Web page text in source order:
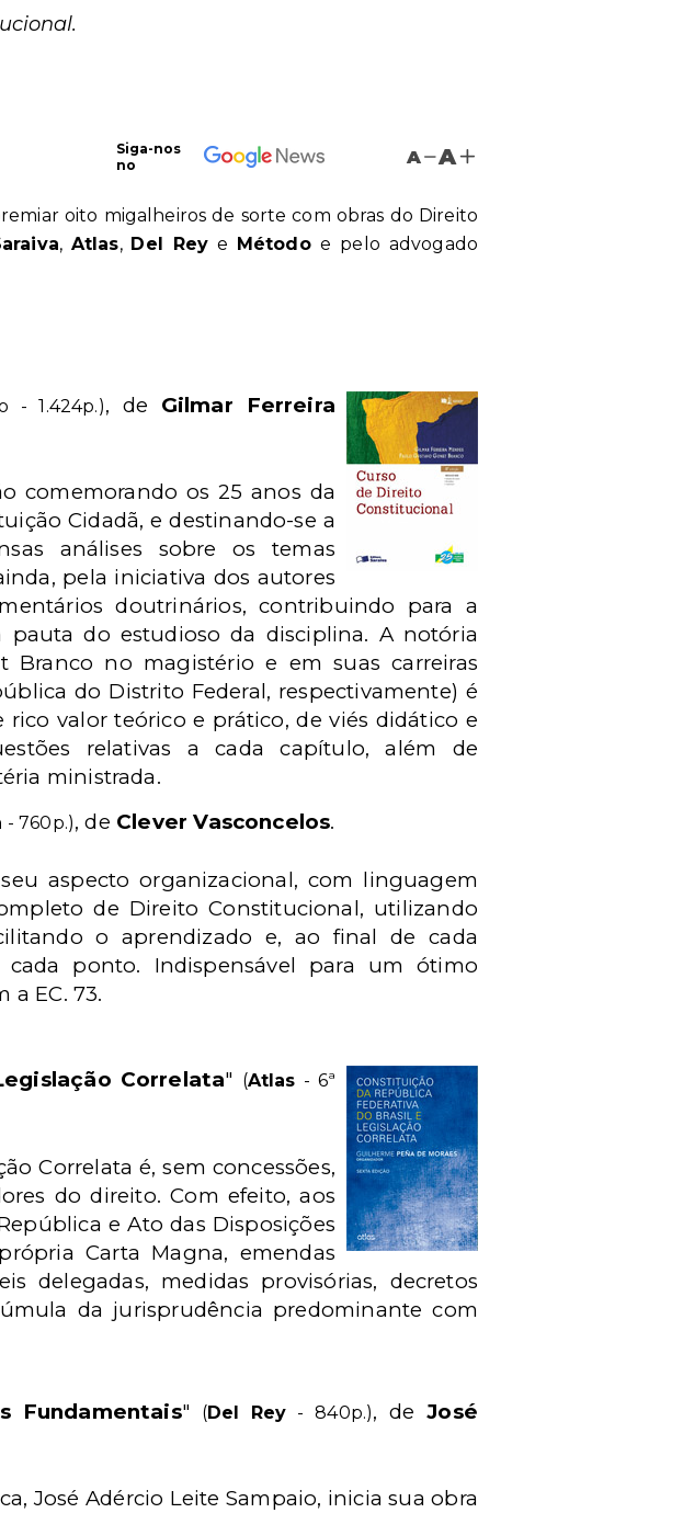
Siga-nos
no
A A
oito migalheiros de sorte com obras do Direito
, Atlas, Del Rey e Métodoe pelo advogado
- 1.424p.), de Gilmar Ferreira
comemorando os 25 anos da
Cidadã, e destinando-se a
análises sobre os temas
pela iniciativa dos autores
doutrinários, contribuindo para a
do estudioso da disciplina. A notória
Branco no magistério e em suas carreiras
do Distrito Federal, respectivamente) é
valor teórico e prático, de viés didático e
relativas a cada capítulo, além de
ministrada.
- 760p.), de Clever Vasconcelos.
aspecto organizacional, com linguagem
de Direito Constitucional, utilizando
o aprendizado e, ao final de cada
ponto. Indispensável para um ótimo
EC. 73.
Correlata" (Atlas - 6ª
Correlata é, sem concessões,
do direito. Com efeito, aos
e Ato das Disposições
Carta Magna, emendas
delegadas, medidas provisórias, decretos
da jurisprudência predominante com
Fundamentais" (Del Rey - 840p.), deJosé
José Adércio Leite Sampaio, inicia sua obra